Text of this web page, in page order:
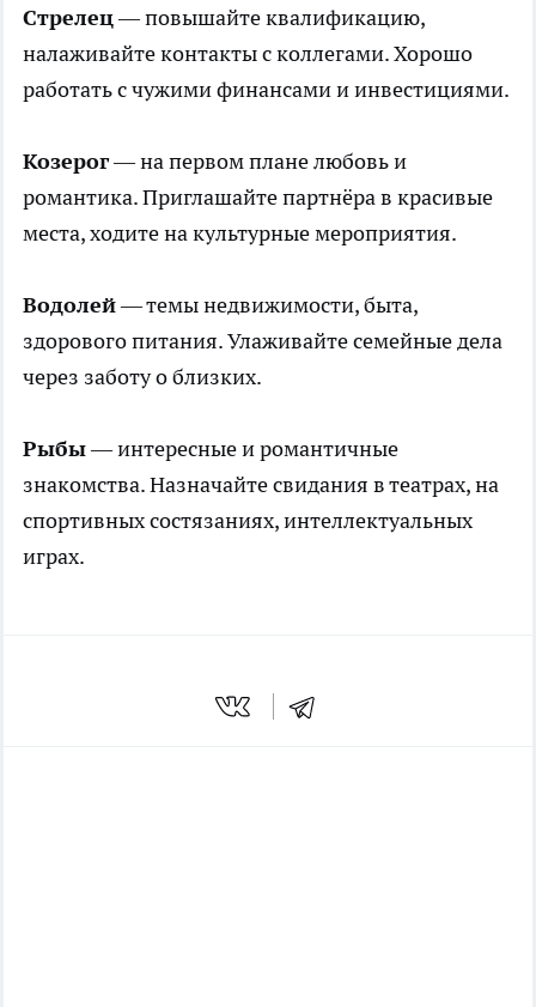
Стрелец— повышайте квалификацию,
налаживайте контакты с коллегами. Хорошо
работать с чужими финансами и инвестициями.
Козерог— на первом плане любовь и
романтика. Приглашайте партнёра в красивые
места, ходите на культурные мероприятия.
Водолей— темы недвижимости, быта,
здорового питания. Улаживайте семейные дела
через заботу о близких.
Рыбы— интересные и романтичные
знакомства. Назначайте свидания в театрах, на
спортивных состязаниях, интеллектуальных
играх.